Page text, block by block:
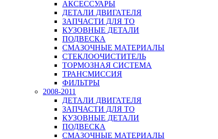
АКСЕССУАРЫ
ДЕТАЛИ ДВИГАТЕЛЯ
ЗАПЧАСТИ ДЛЯ ТО
КУЗОВНЫЕ ДЕТАЛИ
ПОДВЕСКА
СМАЗОЧНЫЕ МАТЕРИАЛЫ
СТЕКЛООЧИСТИТЕЛЬ
ТОРМОЗНАЯ СИСТЕМА
ТРАНСМИССИЯ
ФИЛЬТРЫ
2008-2011
ДЕТАЛИ ДВИГАТЕЛЯ
ЗАПЧАСТИ ДЛЯ ТО
КУЗОВНЫЕ ДЕТАЛИ
ПОДВЕСКА
СМАЗОЧНЫЕ МАТЕРИАЛЫ